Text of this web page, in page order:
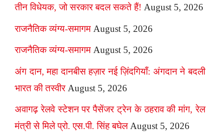
तीन विधेयक, जो सरकार बदल सकते हैं! August 5, 2026
राजनैतिक व्यंग्य-समागम August 5, 2026
राजनैतिक व्यंग्य-समागम August 5, 2026
अंग दान, महा दानबीस हज़ार नई ज़िंदगियाँ: अंगदान ने बदली
भारत की तस्वीर August 5, 2026
अवागढ़ रेलवे स्टेशन पर पैसेंजर ट्रेन के ठहराव की मांग, रेल
मंत्री से मिले प्रो. एस.पी. सिंह बघेल August 5, 2026